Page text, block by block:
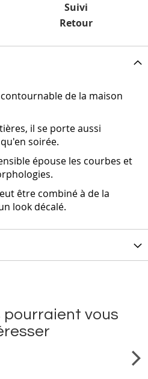
Suivi
Retour
de la maison
il se porte aussi
soirée.
épouse les courbes et
être combiné à de la
look décalé.
pourraient vous